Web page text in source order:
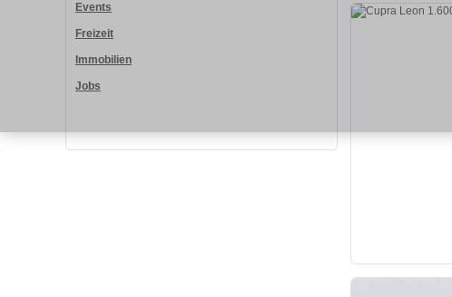
Events
Freizeit
Immobilien
Jobs